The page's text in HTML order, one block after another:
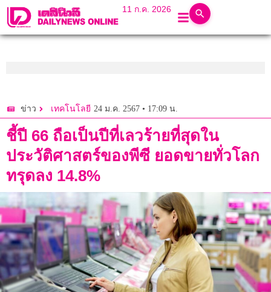
11 ก.ค. 2026
ข่าว เทคโนโลยี 24 ม.ค. 2567 • 17:09 น.
ชี้ปี 66 ถือเป็นปีที่เลวร้ายที่สุดใน
ประวัติศาสตร์ของพีซี ยอดขายทั่วโลก
ทรุดลง 14.8%